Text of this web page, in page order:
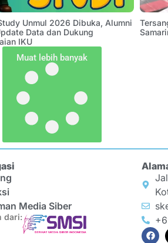
Unmul 2026 Dibuka, Alumni
Data dan Dukung
IKU
Muat lebih banyak
Media Siber
dari: